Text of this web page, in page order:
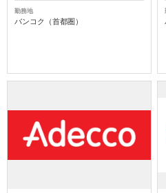
勤務地
バンコク（首都圏）